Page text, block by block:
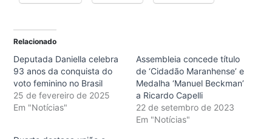
Relacionado
Deputada Daniella celebra
93 anos da conquista do
voto feminino no Brasil
25 de fevereiro de 2025
Em "Notícias"
Assembleia concede título
de ‘Cidadão Maranhense’ e
Medalha ‘Manuel Beckman’
a Ricardo Capelli
22 de setembro de 2023
Em "Notícias"